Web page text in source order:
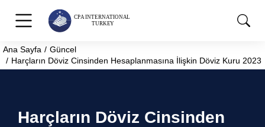
You are here:
Ana Sayfa
Güncel
Harçların Döviz Cinsinden Hesaplanmasına İlişkin Döviz Kuru
Harçların Döviz Cinsinden